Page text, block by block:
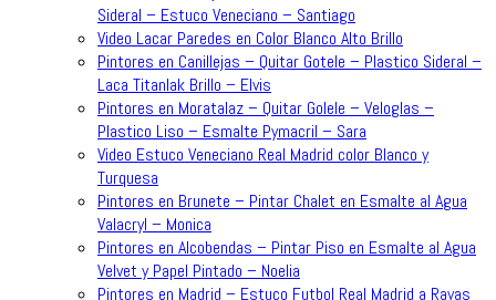
Sideral – Estuco Veneciano – Santiago
Video Lacar Paredes en Color Blanco Alto Brillo
Pintores en Canillejas – Quitar Gotele – Plastico Sideral –
Laca Titanlak Brillo – Elvis
Pintores en Moratalaz – Quitar Golele – Veloglas –
Plastico Liso – Esmalte Pymacril – Sara
Video Estuco Veneciano Real Madrid color Blanco y
Turquesa
Pintores en Brunete – Pintar Chalet en Esmalte al Agua
Valacryl – Monica
Pintores en Alcobendas – Pintar Piso en Esmalte al Agua
Velvet y Papel Pintado – Noelia
Pintores en Madrid – Estuco Futbol Real Madrid a Rayas